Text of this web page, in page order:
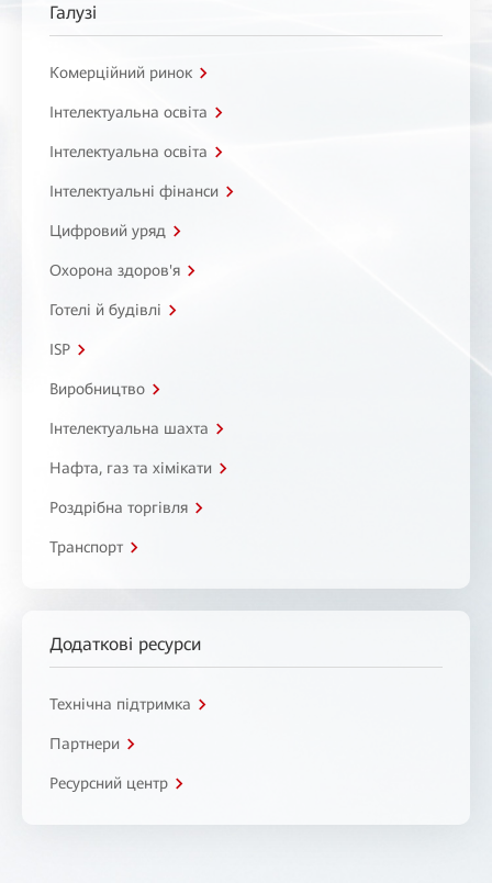
Галузі
Комерційний ринок
Інтелектуальна освіта
Інтелектуальна освіта
Інтелектуальні фінанси
Цифровий уряд
Охорона здоров'я
Готелі й будівлі
ISP
Виробництво
Інтелектуальна шахта
Нафта, газ та хімікати
Роздрібна торгівля
Транспорт
Додаткові ресурси
Технічна підтримка
Партнери
Ресурсний центр